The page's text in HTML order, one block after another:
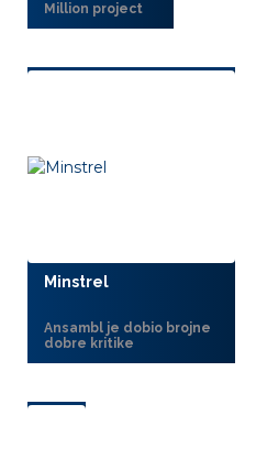
Million project
Minstrel
Ansambl je dobio brojne
dobre kritike